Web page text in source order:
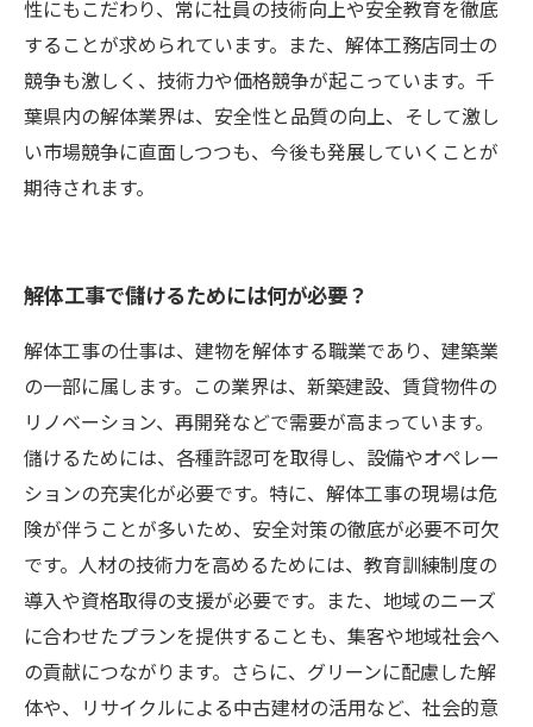
性にもこだわり、常に社員の技術向上や安全教育を徹底
することが求められています。また、解体工務店同士の
競争も激しく、技術力や価格競争が起こっています。千
葉県内の解体業界は、安全性と品質の向上、そして激し
い市場競争に直面しつつも、今後も発展していくことが
期待されます。
解体工事で儲けるためには何が必要？
解体工事の仕事は、建物を解体する職業であり、建築業
の一部に属します。この業界は、新築建設、賃貸物件の
リノベーション、再開発などで需要が高まっています。
儲けるためには、各種許認可を取得し、設備やオペレー
ションの充実化が必要です。特に、解体工事の現場は危
険が伴うことが多いため、安全対策の徹底が必要不可欠
です。人材の技術力を高めるためには、教育訓練制度の
導入や資格取得の支援が必要です。また、地域のニーズ
に合わせたプランを提供することも、集客や地域社会へ
の貢献につながります。さらに、グリーンに配慮した解
体や、リサイクルによる中古建材の活用など、社会的意